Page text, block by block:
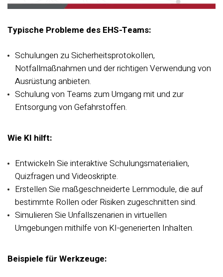
Typische Probleme des EHS-Teams:
Schulungen zu Sicherheitsprotokollen,
Notfallmaßnahmen und der richtigen Verwendung von
Ausrüstung anbieten.
Schulung von Teams zum Umgang mit und zur
Entsorgung von Gefahrstoffen.
Wie KI hilft:
Entwickeln Sie interaktive Schulungsmaterialien,
Quizfragen und Videoskripte.
Erstellen Sie maßgeschneiderte Lernmodule, die auf
bestimmte Rollen oder Risiken zugeschnitten sind.
Simulieren Sie Unfallszenarien in virtuellen
Umgebungen mithilfe von KI-generierten Inhalten.
Beispiele für Werkzeuge: